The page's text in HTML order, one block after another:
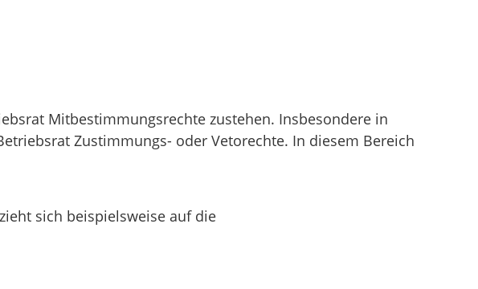
Mitbestimmungsrechte zustehen. Insbesondere in
Zustimmungs- oder Vetorechte. In diesem Bereich
sich beispielsweise auf die